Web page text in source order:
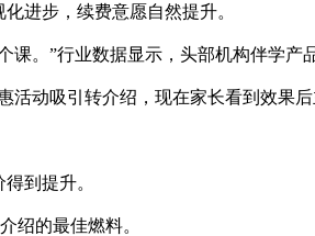
进步，续费意愿自然提升。
。”行业数据显示，头部机构伴学产
动吸引转介绍，现在家长看到效果
到提升。
绍的最佳燃料。